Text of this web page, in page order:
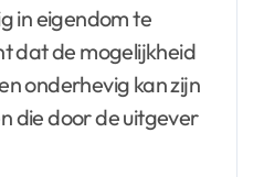
in eigendom te
dat de mogelijkheid
onderhevig kan zijn
die door de uitgever